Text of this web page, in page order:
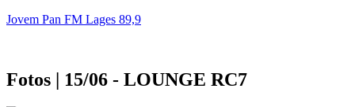
Jovem Pan FM Lages 89,9
Fotos | 15/06 - LOUNGE RC7